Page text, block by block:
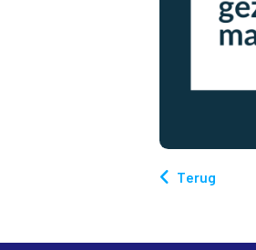
Terug